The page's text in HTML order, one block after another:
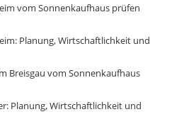
vom Sonnenkaufhaus prüfen
Planung, Wirtschaftlichkeit und
Breisgau vom Sonnenkaufhaus
Planung, Wirtschaftlichkeit und